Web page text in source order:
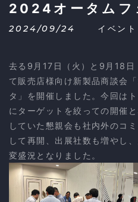
2024オータムフ
2024/09/24 イベント
去る9月17日（火）と9月18日
て販売店様向け新製品商談会
タ」を開催しました。今回は
にターゲットを絞っての開催
していた懇親会も社内外のコ
して再開、出展社数も増やし
変盛況となりました。